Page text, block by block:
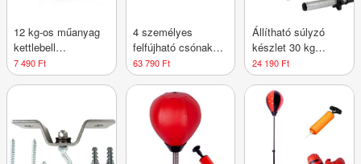
12 kg-os műanyag
kettlebell
cementtöltettel
7 490 Ft
4 személyes
felfújható csónak
kiegészítőkkel 322
x 163 x 44
63 790 Ft
Állítható súlyzó
készlet 30 kg
cement töltelékkel
24 190 Ft